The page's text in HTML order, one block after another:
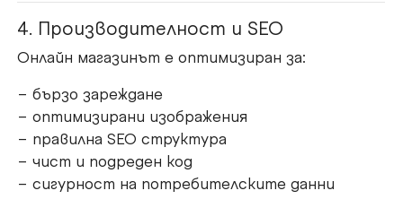
4. Производителност и SEO
Онлайн магазинът е оптимизиран за:
– бързо зареждане
– оптимизирани изображения
– правилна SEO структура
– чист и подреден код
– сигурност на потребителските данни